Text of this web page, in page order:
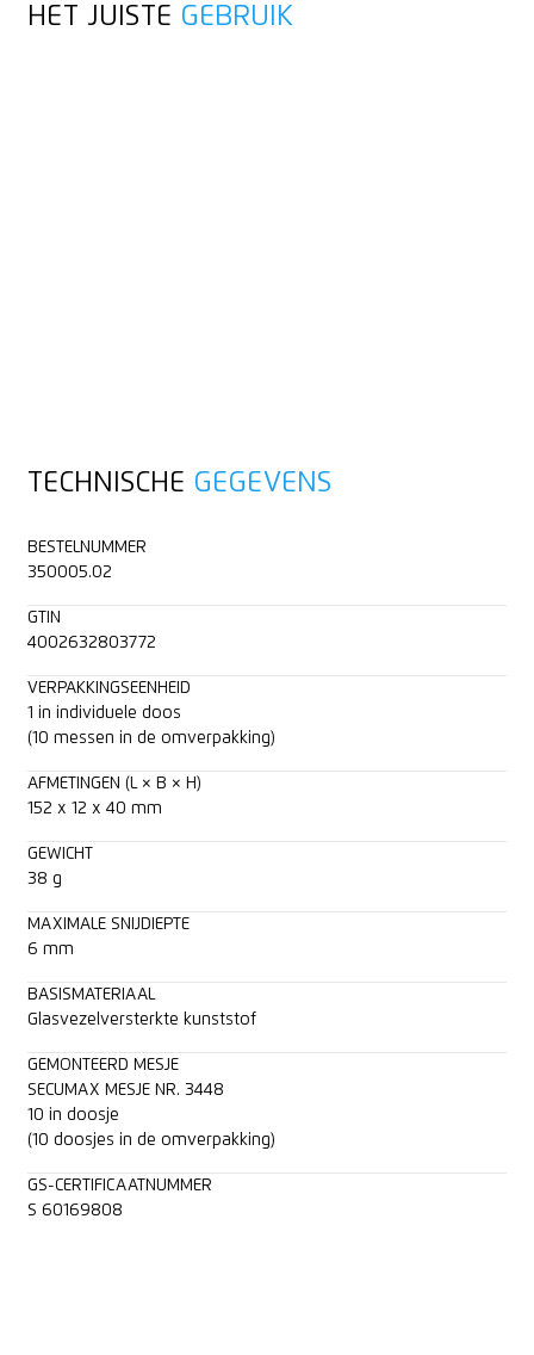
HET JUISTE GEBRUIK
TECHNISCHE GEGEVENS
BESTELNUMMER
350005.02
GTIN
4002632803772
VERPAKKINGSEENHEID
1 in individuele doos
(10 messen in de omverpakking)
AFMETINGEN (L × B × H)
152 x 12 x 40 mm
GEWICHT
38 g
MAXIMALE SNIJDIEPTE
6 mm
BASISMATERIAAL
Glasvezelversterkte kunststof
GEMONTEERD MESJE
SECUMAX MESJE NR. 3448
10 in doosje
(10 doosjes in de omverpakking)
GS-CERTIFICAATNUMMER
S 60169808